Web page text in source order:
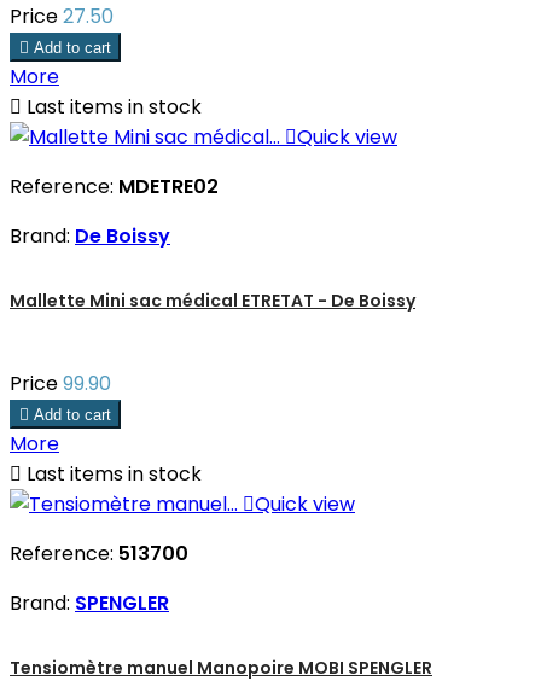
Price27.50
 Add to cart
More
 Last items in stock
Quick view
Reference: MDETRE02
Brand: De Boissy
Mallette Mini sac médical ETRETAT - De Boissy
Price99.90
 Add to cart
More
 Last items in stock
Quick view
Reference: 513700
Brand: SPENGLER
Tensiomètre manuel Manopoire MOBI SPENGLER